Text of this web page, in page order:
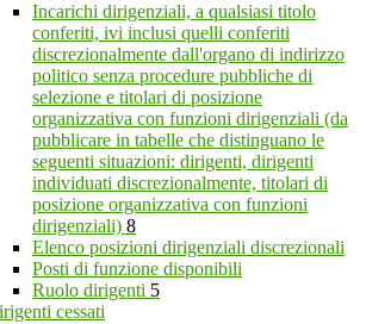
Incarichi dirigenziali, a qualsiasi titolo
conferiti, ivi inclusi quelli conferiti
discrezionalmente dall'organo di indirizzo
politico senza procedure pubbliche di
selezione e titolari di posizione
organizzativa con funzioni dirigenziali (da
pubblicare in tabelle che distinguano le
seguenti situazioni: dirigenti, dirigenti
individuati discrezionalmente, titolari di
posizione organizzativa con funzioni
dirigenziali) 8
Elenco posizioni dirigenziali discrezionali
Posti di funzione disponibili
Ruolo dirigenti 5
cessati